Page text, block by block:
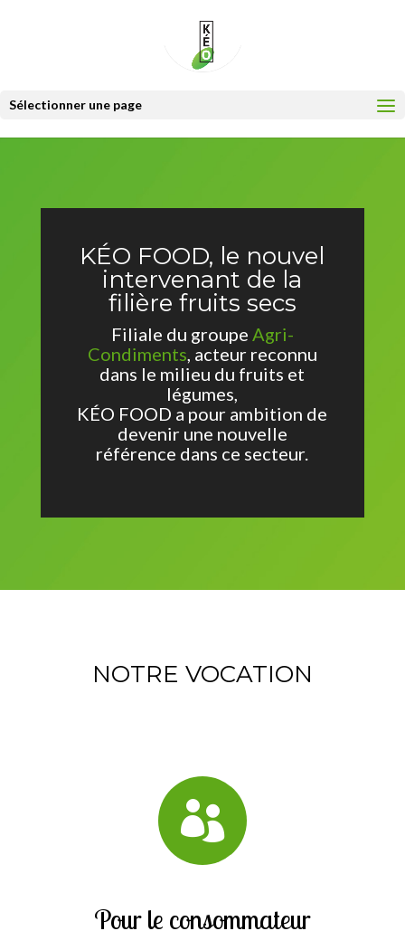
Sélectionner une page
KÉO FOOD, le nouvel
intervenant de la
filière fruits secs
Filiale du groupe Agri-
Condiments, acteur reconnu
dans le milieu du fruits et
légumes,
KÉO FOOD a pour ambition de
devenir une nouvelle
référence dans ce secteur.
NOTRE VOCATION

Pour le consommateur